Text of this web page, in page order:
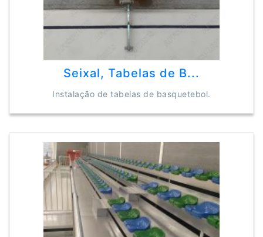
Seixal, Tabelas de B...
Instalação de tabelas de basquetebol.